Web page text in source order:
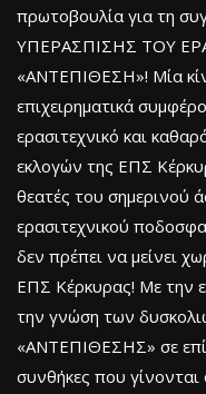
πρωτοβουλία για τη
ΥΠΕΡΑΣΠΙΣΗΣ ΤΟΥ
«ΑΝΤΕΠΙΘΕΣΗ»! Μία
επιχειρηματικά
ερασιτεχνικό και
εκλογών της ΕΠΣ
θεατές του σημερινού
ερασιτεχνικού
δεν πρέπει να μείνει
ΕΠΣ Κέρκυρας! Με την
την γνώση των
«ΑΝΤΕΠΙΘΕΣΗΣ» σε
συνθήκες που γίνονται